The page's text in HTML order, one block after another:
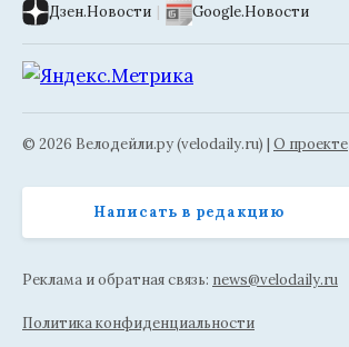
Дзен.Новости | Google.Новости
© 2026 Велодейли.ру (velodaily.ru) | О проекте
Написать в редакцию
Реклама и обратная связь: news@velodaily.ru
Политика конфиденциальности